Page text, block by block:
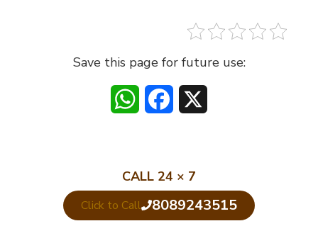
Save this page for future use:
WhatsAppFacebook
CALL 24 × 7
Click to Call 8089243515